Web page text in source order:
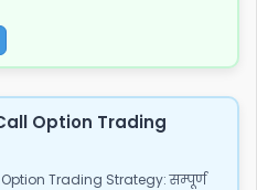
Option Trading
Trading Strategy: सम्पूर्ण